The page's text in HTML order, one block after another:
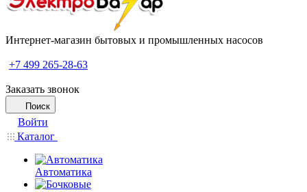
Интернет-магазин бытовых и промышленных насосов
+7 499 265-28-63
Заказать звонок
Поиск
Войти
Каталог
Автоматика